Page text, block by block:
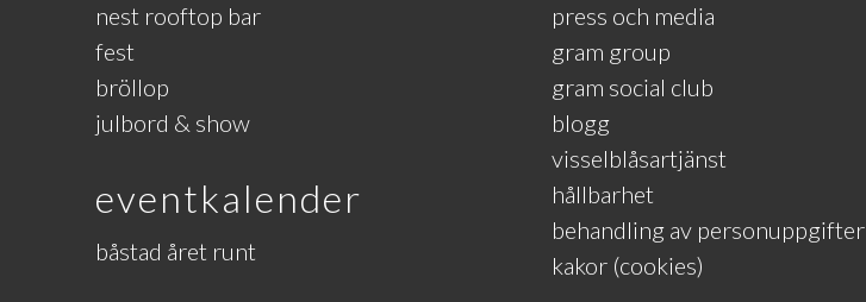
nest rooftop bar
fest
bröllop
julbord & show
eventkalender
båstad året runt
press och media
gram group
gram social club
blogg
visselblåsartjänst
hållbarhet
behandling av personuppgifter
kakor (cookies)